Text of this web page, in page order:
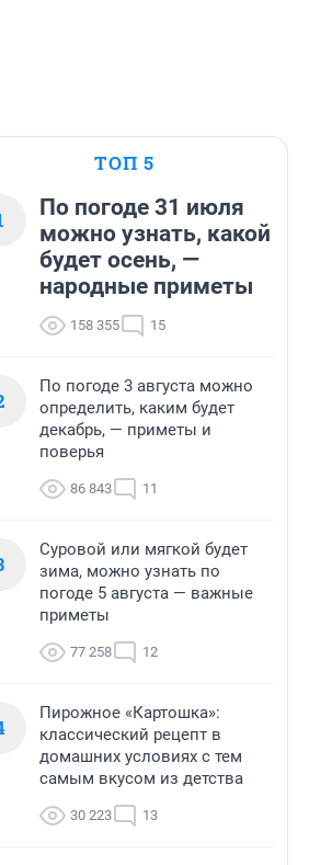
ТОП 5
По погоде 31 июля
можно узнать, какой
будет осень, —
народные приметы
158 355 15
По погоде 3 августа можно
определить, каким будет
декабрь, — приметы и
поверья
86 843 11
Суровой или мягкой будет
зима, можно узнать по
погоде 5 августа — важные
приметы
77 258 12
Пирожное «Картошка»:
классический рецепт в
домашних условиях с тем
самым вкусом из детства
30 223 13